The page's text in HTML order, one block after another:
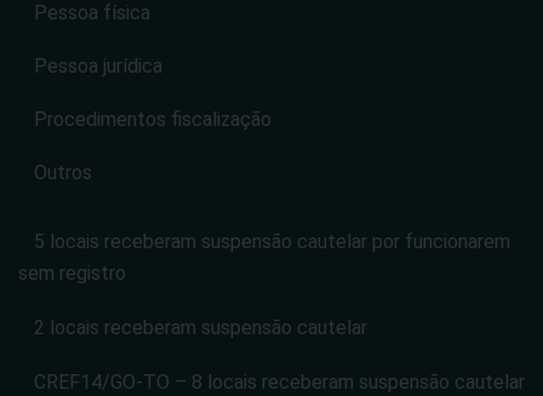
Pessoa física
Pessoa jurídica
Procedimentos fiscalização
Outros
5 locais receberam suspensão cautelar por funcionarem
sem registro
2 locais receberam suspensão cautelar
CREF14/GO-TO – 8 locais receberam suspensão cautelar